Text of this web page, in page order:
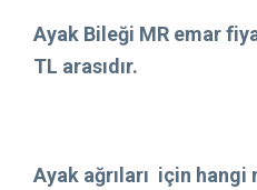
Ayak Bileği MR emar
TL arasıdır.
Ayak ağrıları için hangi